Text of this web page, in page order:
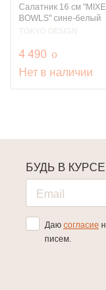
Салатник 16 см
BOWLS" сине-белый
TOKYO DESIGN
4 490 руб.
o
Нет в наличии
БУДЬ В
Даю согласие
писем.